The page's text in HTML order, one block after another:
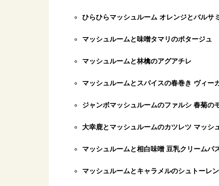
ひらひらマッシュルーム オレンジとバルサ
マッシュルームと味噌タマリのポタージュ
マッシュルームと林檎のアグアチレ
マッシュルームとスパイスの春巻き ヴィー
ジャンボマッシュルームのファルシ 春菊の
大幸鹿とマッシュルームのカツレツ マッシ
マッシュルームと相白味噌 豆乳クリームパ
マッシュルームとキャラメルのシュトーレン